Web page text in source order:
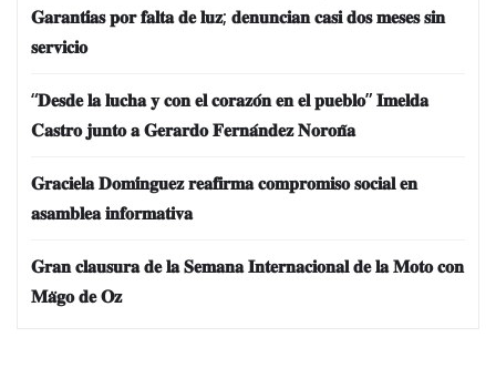
𝐆𝐚𝐫𝐚𝐧𝐭𝐢́𝐚𝐬 𝐩𝐨𝐫 𝐟𝐚𝐥𝐭𝐚 𝐝𝐞 𝐥𝐮𝐳; 𝐝𝐞𝐧𝐮𝐧𝐜𝐢𝐚𝐧 𝐜𝐚𝐬𝐢 𝐝𝐨𝐬 𝐦𝐞𝐬𝐞𝐬 𝐬𝐢𝐧
𝐬𝐞𝐫𝐯𝐢𝐜𝐢𝐨
“𝐃𝐞𝐬𝐝𝐞 𝐥𝐚 𝐥𝐮𝐜𝐡𝐚 𝐲 𝐜𝐨𝐧 𝐞𝐥 𝐜𝐨𝐫𝐚𝐳𝐨́𝐧 𝐞𝐧 𝐞𝐥 𝐩𝐮𝐞𝐛𝐥𝐨” 𝐈𝐦𝐞𝐥𝐝𝐚
𝐂𝐚𝐬𝐭𝐫𝐨 𝐣𝐮𝐧𝐭𝐨 𝐚 𝐆𝐞𝐫𝐚𝐫𝐝𝐨 𝐅𝐞𝐫𝐧𝐚́𝐧𝐝𝐞𝐳 𝐍𝐨𝐫𝐨𝐧̃𝐚
𝐆𝐫𝐚𝐜𝐢𝐞𝐥𝐚 𝐃𝐨𝐦𝐢́𝐧𝐠𝐮𝐞𝐳 𝐫𝐞𝐚𝐟𝐢𝐫𝐦𝐚 𝐜𝐨𝐦𝐩𝐫𝐨𝐦𝐢𝐬𝐨 𝐬𝐨𝐜𝐢𝐚𝐥 𝐞𝐧
𝐚𝐬𝐚𝐦𝐛𝐥𝐞𝐚 𝐢𝐧𝐟𝐨𝐫𝐦𝐚𝐭𝐢𝐯𝐚
𝐆𝐫𝐚𝐧 𝐜𝐥𝐚𝐮𝐬𝐮𝐫𝐚 𝐝𝐞 𝐥𝐚 𝐒𝐞𝐦𝐚𝐧𝐚 𝐈𝐧𝐭𝐞𝐫𝐧𝐚𝐜𝐢𝐨𝐧𝐚𝐥 𝐝𝐞 𝐥𝐚 𝐌𝐨𝐭𝐨 𝐜𝐨𝐧
𝐌𝐚̈𝐠𝐨 𝐝𝐞 𝐎𝐳